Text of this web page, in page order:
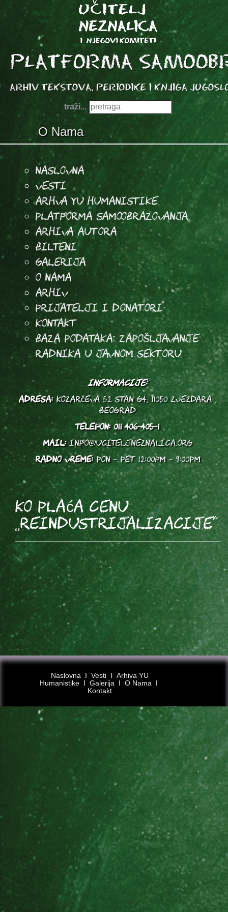
traži...
O Nama
Naslovna
Vesti
Arhva YU Humanistike
Platforma samoobrazovanja
arhiva autora
Bilteni
Galerija
O Nama
Arhiv
Prijatelji i donatori
Kontakt
Baza podataka: Zapošljavanje
radnika u javnom sektoru
INFORMACIJE:
ADRESA:Kozarčeva 52 stan G4, 11050 Zvezdara ,
Beograd
TELEFON: 011 406-405-1
MAIL: info@uciteljneznalica.org
RADNO VREME:PON - PET 12:00PM - 9:00PM
Ko plaća cenu
„reindustrijalizacije“
Naslovna Ι Vesti Ι Arhiva YU
Humanistike Ι Galerija Ι O Nama
Ι
Kontakt